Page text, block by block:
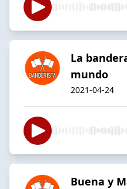
La
mundo
2021-04-24
Buena y